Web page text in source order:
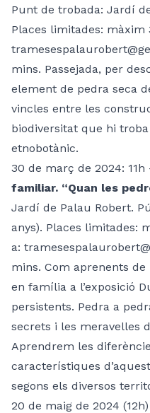
Punt de trobada: Jardí
Places limitades: màxim
mins. Passejada, per
element de pedra seca
vincles entre les
biodiversitat que hi
etnobotànic.
30 de març de 2024: 11h
familiar. “Quan les
Jardí de Palau Robert.
anys). Places limitades:
a:
mins. Com aprenents
en família a l’exposició
persistents. Pedra a
secrets i les meravelles
Aprendrem les
característiques
segons els diversos
20 de maig de 2024 (12h)